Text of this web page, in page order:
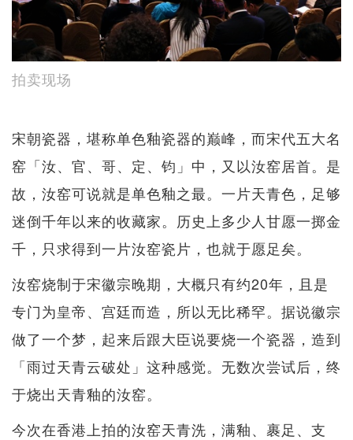
拍卖现场
宋朝瓷器，堪称单色釉瓷器的巅峰，而宋代五大名
窑「汝、官、哥、定、钧」中，又以汝窑居首。是
故，汝窑可说就是单色釉之最。一片天青色，足够
迷倒千年以来的收藏家。历史上多少人甘愿一掷金
千，只求得到一片汝窑瓷片，也就于愿足矣。
汝窑烧制于宋徽宗晚期，大概只有约20年，且是
专门为皇帝、宫廷而造，所以无比稀罕。据说徽宗
做了一个梦，起来后跟大臣说要烧一个瓷器，造到
「雨过天青云破处」这种感觉。无数次尝试后，终
于烧出天青釉的汝窑。
今次在香港上拍的汝窑天青洗，满釉、裹足、支